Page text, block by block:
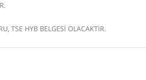
TSE HYB BELGESİ OLACAKTIR.